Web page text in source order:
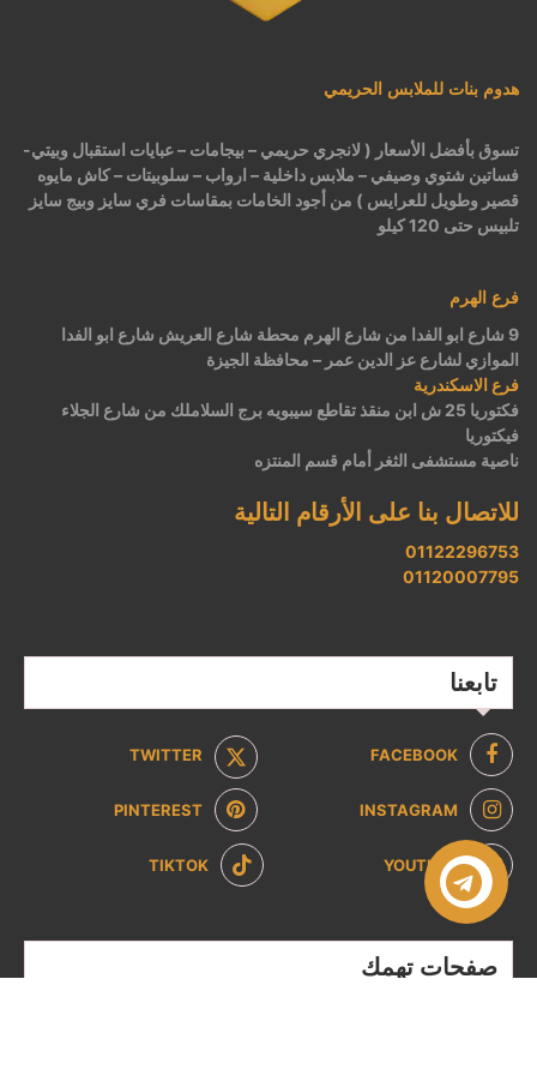
هدوم بنات للملابس الحريمي
تسوق بأفضل الأسعار ( لانجري حريمي – بيجامات – عبايات استقبال وبيتي-
فساتين شتوي وصيفي – ملابس داخلية – ارواب – سلوبيتات – كاش مايوه
قصير وطويل للعرايس ) من أجود الخامات بمقاسات فري سايز وبيج سايز
تلبيس حتى 120 كيلو
فرع الهرم
9 شارع ابو الفدا من شارع الهرم محطة شارع العريش شارع ابو الفدا
الموازي لشارع عز الدين عمر – محافظة الجيزة
فرع الاسكندرية
فكتوريا 25 ش ابن منقذ تقاطع سيبويه برج السلاملك من شارع الجلاء
فيكتوريا
ناصية مستشفى الثغر أمام قسم المنتزه
للاتصال بنا على الأرقام التالية
01122296753
01120007795
تابعنا
FACEBOOK
TWITTER
INSTAGRAM
PINTEREST
YOUTUBE
TIKTOK
صفحات تهمك